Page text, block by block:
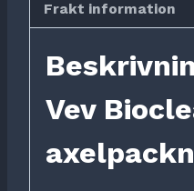
Frakt information
Vev